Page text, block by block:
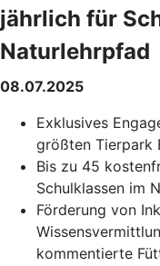
jährlich für
Naturlehrpfad
08.07.2025
Exklusives
größten Tierpark
Bis zu 45
Schulklassen im
Förderung von
kommentierte